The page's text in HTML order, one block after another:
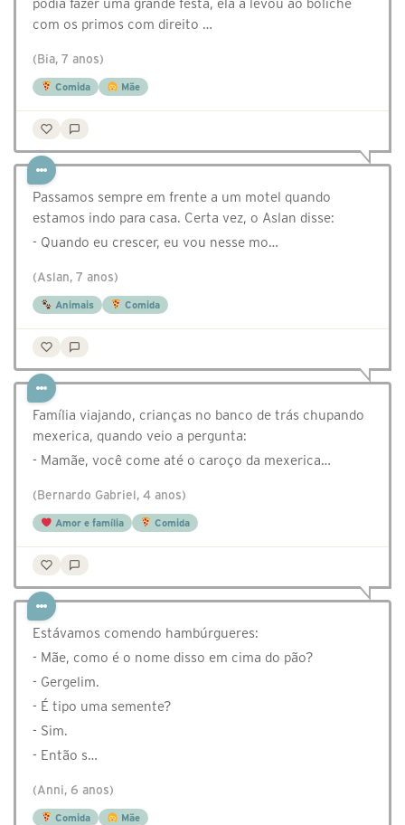
podia fazer uma grande festa, ela a levou ao boliche
com os primos com direito …
(Bia, 7 anos)
Comida Mãe
Passamos sempre em frente a um motel quando
estamos indo para casa. Certa vez, o Aslan disse:
- Quando eu crescer, eu vou nesse mo…
(Aslan, 7 anos)
Animais Comida
Família viajando, crianças no banco de trás chupando
mexerica, quando veio a pergunta:
- Mamãe, você come até o caroço da mexerica…
(Bernardo Gabriel, 4 anos)
Amor e família Comida
Estávamos comendo hambúrgueres:
- Mãe, como é o nome disso em cima do pão?
- Gergelim.
- É tipo uma semente?
- Sim.
- Então s…
(Anni, 6 anos)
Comida Mãe